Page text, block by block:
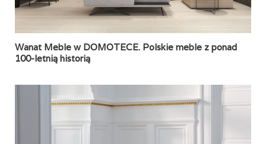
Wanat Meble w DOMOTECE. Polskie meble z ponad
100-letnią historią